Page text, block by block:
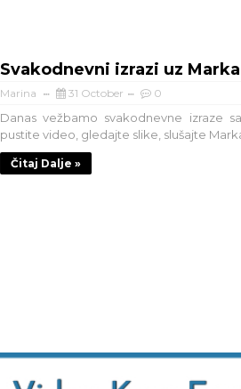
Svakodnevni izrazi uz
Marina 31 October 0
Danas vežbamo svakodnevne izraze
pustite video, gledajte slike, slušajte
Čitaj Dalje »